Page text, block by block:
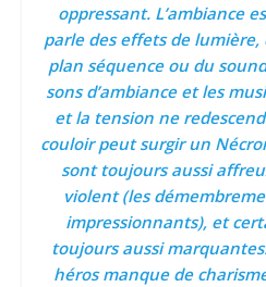
oppressant. L’ambiance
parle des effets de lumière,
plan séquence ou du
sons d’ambiance et les
et la tension ne
couloir peut surgir un
sont toujours aussi
violent (les
impressionnants), et
toujours aussi
héros manque de